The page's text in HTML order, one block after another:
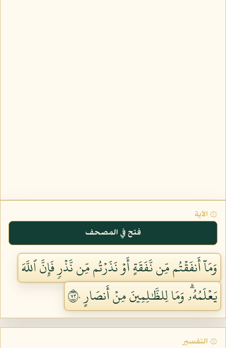
۞ الآية
فتح في المصحف
وَمَآ أَنفَقۡتُم مِّن نَّفَقَةٍ أَوۡ نَذَرۡتُم مِّن نَّذۡرٖ فَإِنَّ ٱللَّهَ
يَعۡلَمُهُۥۗ وَمَا لِلظَّٰلِمِينَ مِنۡ أَنصَارٍ ٢٧٠
۞ التفسير